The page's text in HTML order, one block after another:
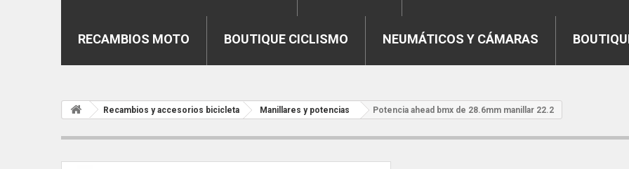
RECAMBIOS MOTO BOUTIQUE CICLISMO NEUMÁTICOS Y CÁMARAS
Recambios y accesorios bicicleta Manillares y potencias Potencia ahead bmx de 28.6mm manillar 22.2